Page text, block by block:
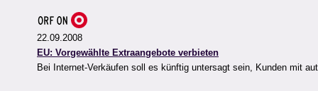
22.09.2008
EU: Vorgewählte Extraangebote verbieten
Bei Internet-Verkäufen soll es künftig untersagt sein, Kunden mit